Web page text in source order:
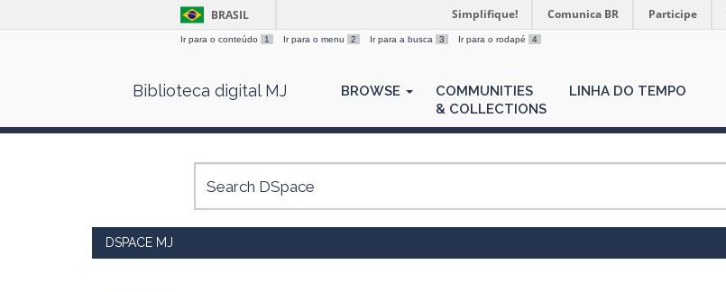
BRASIL Simplifique! Comunica BR Participe
Ir para o conteúdo 1 Ir para o menu 2 Ir para a busca 3 Ir para o rodapé 4
Biblioteca digital MJ BROWSE
COMMUNITIES
& COLLECTIONS
LINHA DO TEMPO
DSPACE MJ